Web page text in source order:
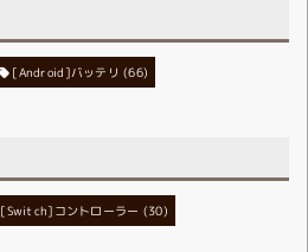
[Android]バッテリ (66)
[Switch]コントローラー (30)